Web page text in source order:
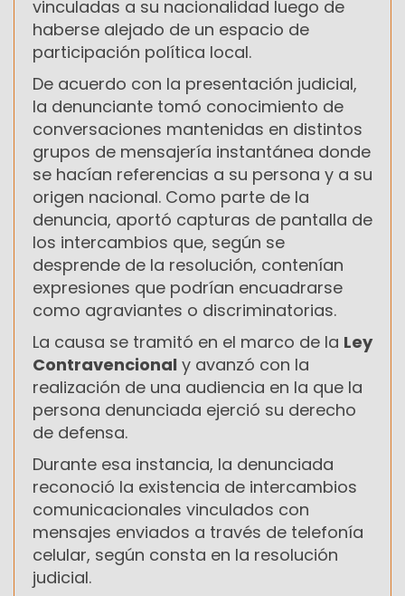
vinculadas a su nacionalidad luego de
haberse alejado de un espacio de
participación política local.
De acuerdo con la presentación judicial,
la denunciante tomó conocimiento de
conversaciones mantenidas en distintos
grupos de mensajería instantánea donde
se hacían referencias a su persona y a su
origen nacional. Como parte de la
denuncia, aportó capturas de pantalla de
los intercambios que, según se
desprende de la resolución, contenían
expresiones que podrían encuadrarse
como agraviantes o discriminatorias.
La causa se tramitó en el marco de la Ley
Contravencional y avanzó con la
realización de una audiencia en la que la
persona denunciada ejerció su derecho
de defensa.
Durante esa instancia, la denunciada
reconoció la existencia de intercambios
comunicacionales vinculados con
mensajes enviados a través de telefonía
celular, según consta en la resolución
judicial.